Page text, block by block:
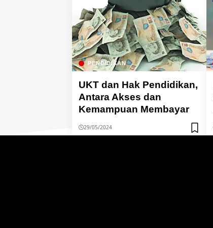
PENDIDIKAN
UKT dan Hak Pendidikan,
Antara Akses dan
Kemampuan Membayar
29/05/2024